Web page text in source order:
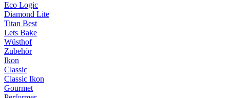
Eco Logic
Diamond Lite
Titan Best
Lets Bake
Wüsthof
Zubehör
Ikon
Classic
Classic Ikon
Gourmet